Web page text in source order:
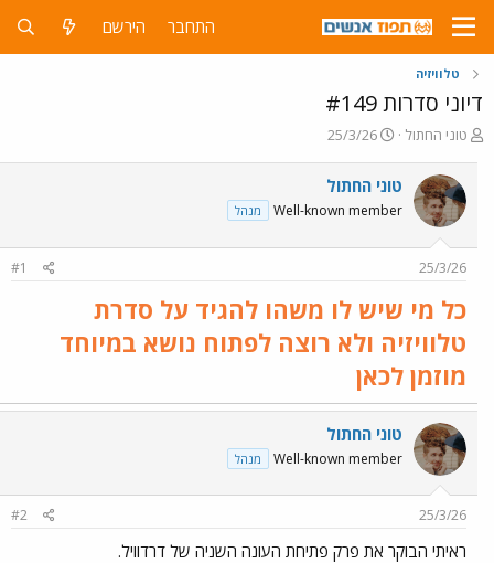
התחבר הירשם
טלוויזיה
דיוני סדרות #149
פ
ח
ה
ו
ש
טוני החתול
פ
ס
ם
ת
י
ך
25/3/26
טוני החתול
Well-known member מנהל
25/3/26
#1
כל מי שיש לו משהו להגיד על סדרת
טלוויזיה ולא רוצה לפתוח נושא במיוחד
מוזמן לכאן
טוני החתול
Well-known member מנהל
25/3/26
#2
ראיתי הבוקר את פרק פתיחת העונה השניה של דרדוויל.